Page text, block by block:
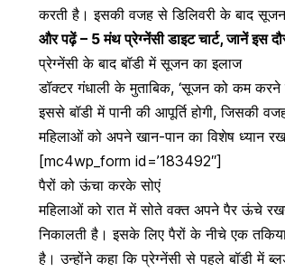
करती है। इसकी वजह से डिलिवरी के बाद
और पढ़ें – 5 मंथ प्रेग्नेंसी डाइट चार्ट, जानें इस
प्रेग्नेंसी के बाद बॉडी में सूजन का इलाज
डॉक्टर गंधाली के मुताबिक, ‘सूजन को कम करने
इससे बॉडी में पानी की आपूर्ति होगी, जिसकी
महिलाओं को अपने खान-पान का विशेष ध्यान
[mc4wp_form id=’183492″]
पैरों को ऊंचा करके सोएं
महिलाओं को रात में सोते वक्त अपने पैर ऊंचे
निकालती है। इसके लिएपैरों के नीचे एक
है। उन्होंने कहा कि प्रेग्नेंसी से पहले बॉडी में